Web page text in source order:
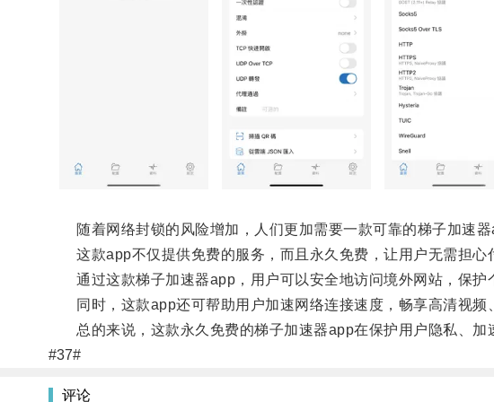
随着网络封锁的风险增加，人们更加需要一款可靠的梯子加速器
这款app不仅提供免费的服务，而且永久免费，让用户无需担心
通过这款梯子加速器app，用户可以安全地访问境外网站，保护
同时，这款app还可帮助用户加速网络连接速度，畅享高清视频
总的来说，这款永久免费的梯子加速器app在保护用户隐私、加
#37#
评论